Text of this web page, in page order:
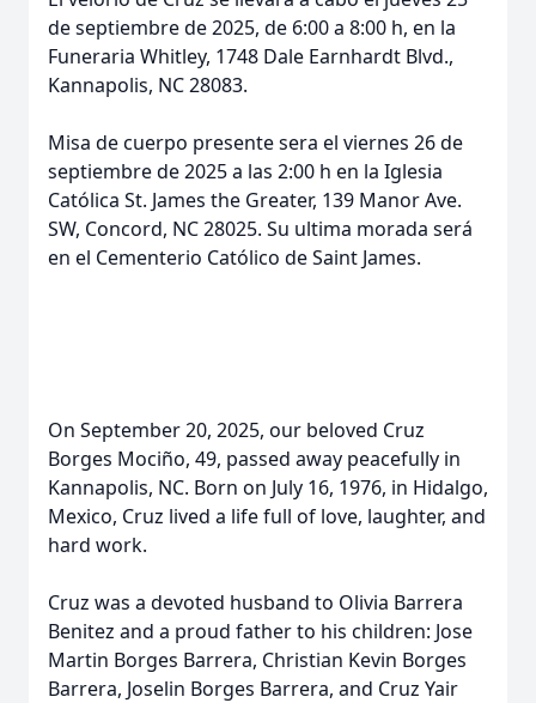
de septiembre de 2025, de 6:00 a 8:00 h, en la
Funeraria Whitley, 1748 Dale Earnhardt Blvd.,
Kannapolis, NC 28083.
Misa de cuerpo presente sera el viernes 26 de
septiembre de 2025 a las 2:00 h en la Iglesia
Católica St. James the Greater, 139 Manor Ave.
SW, Concord, NC 28025. Su ultima morada será
en el Cementerio Católico de Saint James.
On September 20, 2025, our beloved Cruz
Borges Mociño, 49, passed away peacefully in
Kannapolis, NC. Born on July 16, 1976, in Hidalgo,
Mexico, Cruz lived a life full of love, laughter, and
hard work.
Cruz was a devoted husband to Olivia Barrera
Benitez and a proud father to his children: Jose
Martin Borges Barrera, Christian Kevin Borges
Barrera, Joselin Borges Barrera, and Cruz Yair